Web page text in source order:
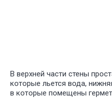
В верхней части стены
которые льется вода,
в которые помещены